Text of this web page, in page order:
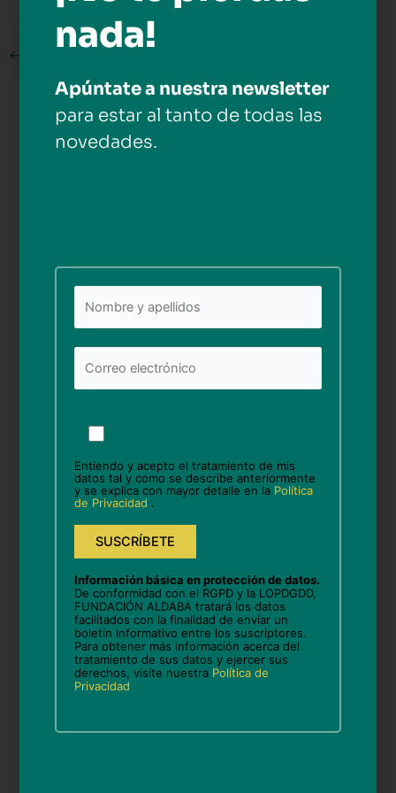
←
Deja una respuesta
Nombre*
electrónico*
Guarda mi nombre, correo electrónico y web en
este navegador para la próxima vez que comente.
nada!
Apúntate a nuestra newsletter
para estar al tanto de todas las
novedades.
favor,
este
campo
vacío.
Entiendo y acepto el tratamiento de mis
datos tal y como se describe anteriormente
y se explica con mayor detalle en la Política
de Privacidad .
Información básica en protección de datos.
De conformidad con el RGPD y la LOPDGDD,
FUNDACIÓN ALDABA tratará los datos
facilitados con la finalidad de enviar un
boletín informativo entre los suscriptores.
Para obtener más información acerca del
tratamiento de sus datos y ejercer sus
derechos, visite nuestra Política de
Privacidad